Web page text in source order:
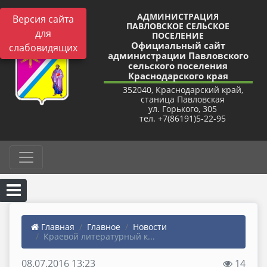
Версия сайта
для
слабовидящих
АДМИНИСТРАЦИЯ
ПАВЛОВСКОЕ СЕЛЬСКОЕ
ПОСЕЛЕНИЕ
Официальный сайт
администрации Павловского
сельского поселения
Краснодарского края
352040, Краснодарский край,
станица Павловская
ул. Горького, 305
тел. +7(86191)5-22-95
Главная Главное
Новости
Краевой литературный к...
08.07.2016 13:23
14